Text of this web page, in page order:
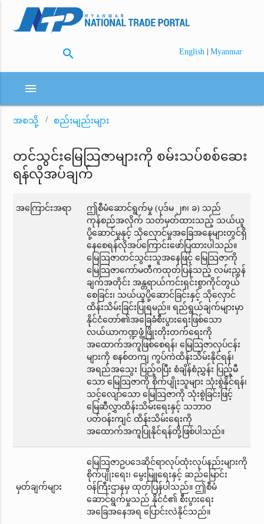
search English | Myanmar
menu
အစသို့ စည်းမျည်းများ
တင်သွင်းမြေသြဇာများကို စမ်းသပ်စစ်ဆေး
ရန်လိုအပ်ချက်
အကြောင်းအရာ
ဤစီမံဆောင်ရွက်မှု (ပုဒ်မ ၂၈၊ ခ) သည်
ကုန်စည်အလိုက် သတ်မှတ်ထားသည့် သယ်ယူ
ပို့ဆောင်မှုနှင့် သိုလှောင်မှုအခြေအနေများတွင်ရှိ
နေစေရန်လိုအပ်ကြောင်းဖော်ပြထားပါသည်။
မြေသြဇာတင်သွင်းသူအနေဖြင့် မြေသြဇာကို
မြေသြဇာကော်မတီကထုတ်ပြန်သည့် လမ်းညွှန်
ချက်အတိုင်း အန္တရာယ်ကင်းရှင်းစွာကိုင်တွယ်
စေခြင်း၊ သယ်ယူပို့ဆောင်ခြင်းနှင့် သိုလှောင်
ထိန်းသိမ်းခြင်းပြုရမည်။ ရည်ရွယ်ချက်များမှာ
နိုင်ငံတော်၏အခြေခံစီးပွားရေးဖြစ်သော
လယ်ယာကဏ္ဍဖွံ့ဖြိုးတိုးတက်ရေးကို
အထောက်အကူဖြစ်စေရန်၊ မြေသြဇာလုပ်ငန်း
များကို စနစ်တကျ ကွပ်ကဲထိန်းသိမ်းနိုင်ရန်၊
အရည်အသွေး ပြည့်ဝပြီး စံချိန်စံညွှန်း ပြည့်မီ
သော မြေသြဇာကို စိုက်ပျိုးသူများ သုံးစွဲနိုင်ရန်၊
သင့်လျော်သော မြေသြဇာကို သုံးစွဲခြင်းဖြင့်
မြေဆီလွှာထိန်းသိမ်းရေးနှင့် သဘာဝ
ပတ်ဝန်းကျင် ထိန်းသိမ်းရေးကို
အထောက်အကူပြုနိုင်ရန်တို့ဖြစ်ပါသည်။
မှတ်ချက်များ
မြေသြဇာဥပဒေဆိုင်ရာလုပ်ထုံးလုပ်နည်းများကို
စိုက်ပျိုးရေး၊ မွေးမြူရေးနှင့် ဆည်မြောင်း
ဝန်ကြီးဌာနမှ ထုတ်ပြန်ပါသည်။ ဤစီမံ
ဆောင်ရွက်မှုသည် နိုင်ငံ၏ စီးပွားရေး
အခြေအနေအရ ပြောင်းလဲနိုင်သည်။